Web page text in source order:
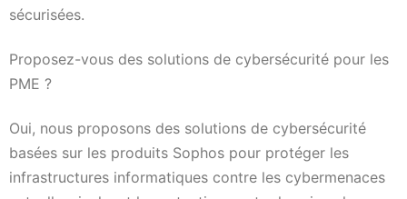
sécurisées.
Proposez-vous des solutions de cybersécurité pour les
PME ?
Oui, nous proposons des solutions de cybersécurité
basées sur les produits Sophos pour protéger les
infrastructures informatiques contre les cybermenaces